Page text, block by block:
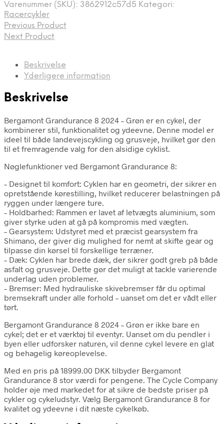
Varenummer (SKU): 3862912c57d5 Kategori:
Racercykler
Previous Product
Next Product
Beskrivelse
Yderligere information
Beskrivelse
Bergamont Grandurance 8 2024 – Grøn er en cykel, der
kombinerer stil, funktionalitet og ydeevne. Denne model er
ideel til både landevejscykling og grusveje, hvilket gør den
til et fremragende valg for den alsidige cyklist.
Nøglefunktioner ved Bergamont Grandurance 8:
– Designet til komfort: Cyklen har en geometri, der sikrer en
opretstående kørestilling, hvilket reducerer belastningen på
ryggen under længere ture.
– Holdbarhed: Rammen er lavet af letvægts aluminium, som
giver styrke uden at gå på kompromis med vægten.
– Gearsystem: Udstyret med et præcist gearsystem fra
Shimano, der giver dig mulighed for nemt at skifte gear og
tilpasse din kørsel til forskellige terræner.
– Dæk: Cyklen har brede dæk, der sikrer godt greb på både
asfalt og grusveje. Dette gør det muligt at tackle varierende
underlag uden problemer.
– Bremser: Med hydrauliske skivebremser får du optimal
bremsekraft under alle forhold – uanset om det er vådt eller
tørt.
Bergamont Grandurance 8 2024 – Grøn er ikke bare en
cykel; det er et værktøj til eventyr. Uanset om du pendler i
byen eller udforsker naturen, vil denne cykel levere en glat
og behagelig køreoplevelse.
Med en pris på 18999.00 DKK tilbyder Bergamont
Grandurance 8 stor værdi for pengene. The Cycle Company
holder øje med markedet for at sikre de bedste priser på
cykler og cykeludstyr. Vælg Bergamont Grandurance 8 for
kvalitet og ydeevne i dit næste cykelkøb.